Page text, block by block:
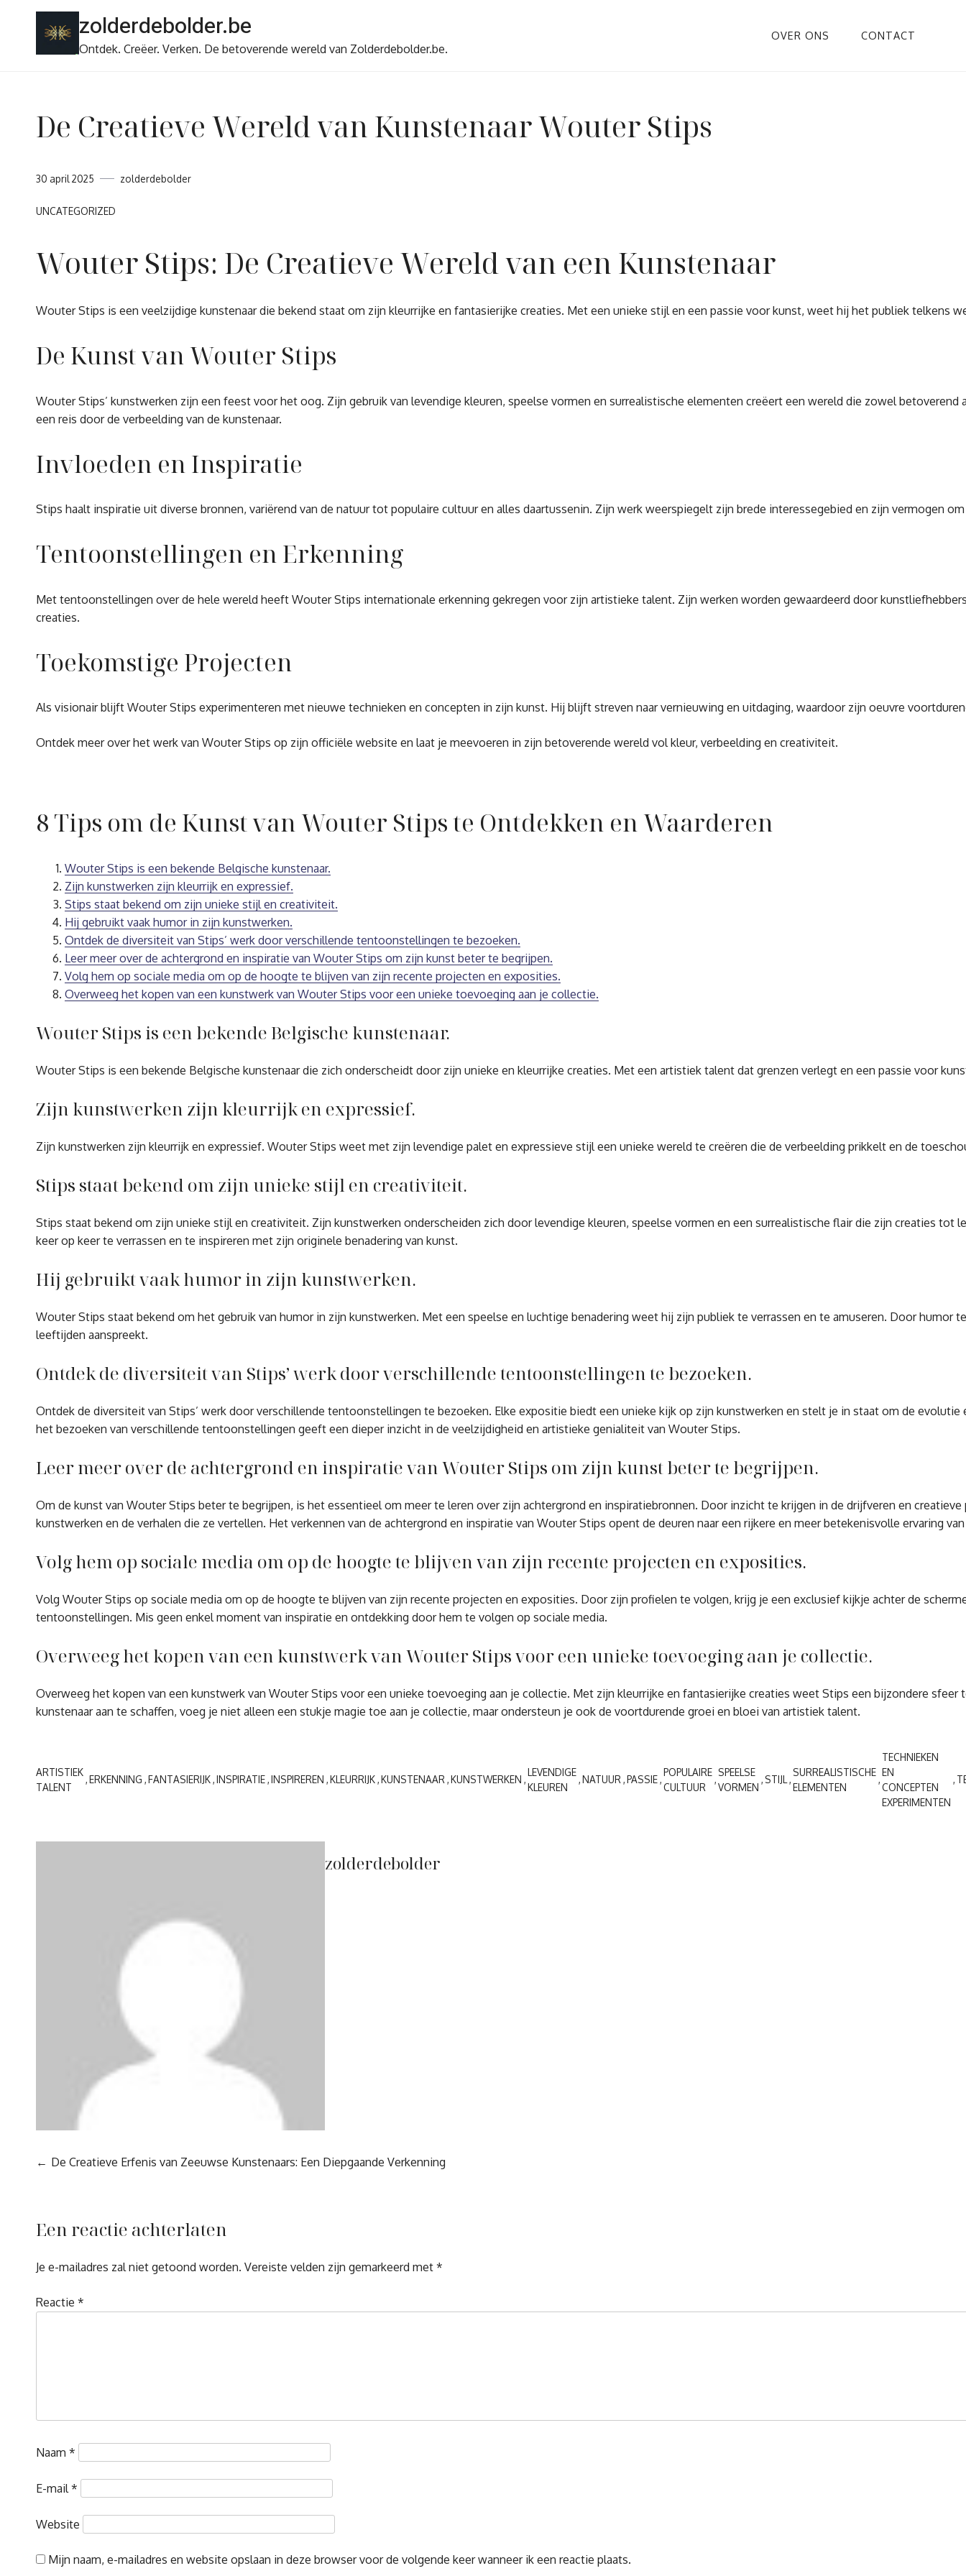
zolderdebolder.be
Ontdek. Creëer. Verken. De betoverende wereld van Zolderdebolder.be.
OVER ONS CONTACT
De Creatieve Wereld van Kunstenaar Wouter Stips
30 april 2025 zolderdebolder
UNCATEGORIZED
Wouter Stips: De Creatieve Wereld van een Kunstenaar
Wouter Stips is een veelzijdige kunstenaar die bekend staat om zijn kleurrijke en fantasierijke creaties. Met een unieke stijl en een passie voor kunst, weet hij het publiek telkens
De Kunst van Wouter Stips
Wouter Stips’ kunstwerken zijn een feest voor het oog. Zijn gebruik van levendige kleuren, speelse vormen en surrealistische elementen creëert een wereld die zowel
een reis door de verbeelding van de kunstenaar.
Invloeden en Inspiratie
Stips haalt inspiratie uit diverse bronnen, variërend van de natuur tot populaire cultuur en alles daartussenin. Zijn werk weerspiegelt zijn brede interessegebied en zijn vermogen
Tentoonstellingen en Erkenning
Met tentoonstellingen over de hele wereld heeft Wouter Stips internationale erkenning gekregen voor zijn artistieke talent. Zijn werken worden gewaardeerd door
creaties.
Toekomstige Projecten
Als visionair blijft Wouter Stips experimenteren met nieuwe technieken en concepten in zijn kunst. Hij blijft streven naar vernieuwing en uitdaging, waardoor zijn oeuvre
Ontdek meer over het werk van Wouter Stips op zijn officiële website en laat je meevoeren in zijn betoverende wereld vol kleur, verbeelding en creativiteit.
8 Tips om de Kunst van Wouter Stips te Ontdekken en Waarderen
Wouter Stips is een bekende Belgische kunstenaar.
Zijn kunstwerken zijn kleurrijk en expressief.
Stips staat bekend om zijn unieke stijl en creativiteit.
Hij gebruikt vaak humor in zijn kunstwerken.
Ontdek de diversiteit van Stips’ werk door verschillende tentoonstellingen te bezoeken.
Leer meer over de achtergrond en inspiratie van Wouter Stips om zijn kunst beter te begrijpen.
Volg hem op sociale media om op de hoogte te blijven van zijn recente projecten en exposities.
Overweeg het kopen van een kunstwerk van Wouter Stips voor een unieke toevoeging aan je collectie.
Wouter Stips is een bekende Belgische kunstenaar.
Wouter Stips is een bekende Belgische kunstenaar die zich onderscheidt door zijn unieke en kleurrijke creaties. Met een artistiek talent dat grenzen verlegt en een passie voor
Zijn kunstwerken zijn kleurrijk en expressief.
Zijn kunstwerken zijn kleurrijk en expressief. Wouter Stips weet met zijn levendige palet en expressieve stijl een unieke wereld te creëren die de verbeelding prikkelt en de
Stips staat bekend om zijn unieke stijl en creativiteit.
Stips staat bekend om zijn unieke stijl en creativiteit. Zijn kunstwerken onderscheiden zich door levendige kleuren, speelse vormen en een surrealistische flair die zijn creaties
keer op keer te verrassen en te inspireren met zijn originele benadering van kunst.
Hij gebruikt vaak humor in zijn kunstwerken.
Wouter Stips staat bekend om het gebruik van humor in zijn kunstwerken. Met een speelse en luchtige benadering weet hij zijn publiek te verrassen en te amuseren. Door
leeftijden aanspreekt.
Ontdek de diversiteit van Stips’ werk door verschillende tentoonstellingen te bezoeken.
Ontdek de diversiteit van Stips’ werk door verschillende tentoonstellingen te bezoeken. Elke expositie biedt een unieke kijk op zijn kunstwerken en stelt je in staat om de
het bezoeken van verschillende tentoonstellingen geeft een dieper inzicht in de veelzijdigheid en artistieke genialiteit van Wouter Stips.
Leer meer over de achtergrond en inspiratie van Wouter Stips om zijn kunst beter te begrijpen.
Om de kunst van Wouter Stips beter te begrijpen, is het essentieel om meer te leren over zijn achtergrond en inspiratiebronnen. Door inzicht te krijgen in de drijfveren en
kunstwerken en de verhalen die ze vertellen. Het verkennen van de achtergrond en inspiratie van Wouter Stips opent de deuren naar een rijkere en meer betekenisvolle ervaring
Volg hem op sociale media om op de hoogte te blijven van zijn recente projecten en exposities.
Volg Wouter Stips op sociale media om op de hoogte te blijven van zijn recente projecten en exposities. Door zijn profielen te volgen, krijg je een exclusief kijkje achter de
tentoonstellingen. Mis geen enkel moment van inspiratie en ontdekking door hem te volgen op sociale media.
Overweeg het kopen van een kunstwerk van Wouter Stips voor een unieke toevoeging aan je collectie.
Overweeg het kopen van een kunstwerk van Wouter Stips voor een unieke toevoeging aan je collectie. Met zijn kleurrijke en fantasierijke creaties weet Stips een bijzondere
kunstenaar aan te schaffen, voeg je niet alleen een stukje magie toe aan je collectie, maar ondersteun je ook de voortdurende groei en bloei van artistiek talent.
ARTISTIEK
TALENT
ERKENNING FANTASIERIJK INSPIRATIE INSPIREREN KLEURRIJK KUNSTENAAR KUNSTWERKEN
LEVENDIGE
KLEUREN
NATUUR PASSIE
POPULAIRE
CULTUUR
SPEELSE
VORMEN
STIJL
SURREALISTISCHE
ELEMENTEN
TECHNIEKEN
EN
CONCEPTEN
EXPERIMENTEN
zolderdebolder
Berichtnavigatie
De Creatieve Erfenis van Zeeuwse Kunstenaars: Een Diepgaande Verkenning
Een reactie achterlaten
Je e-mailadres zal niet getoond worden. Vereiste velden zijn gemarkeerd met *
Reactie *
Naam *
E-mail*
Website
Mijn naam, e-mailadres en website opslaan in deze browser voor de volgende keer wanneer ik een reactie plaats.